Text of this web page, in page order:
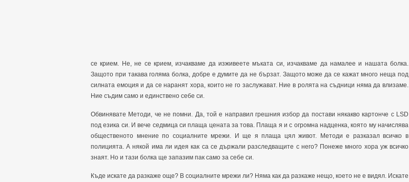
се крием. Не, не се крием, изчакваме да изживеете мъката си, изчакваме да намалее и нашата болка.
Защото при такава голяма болка, добре е думите да не бързат. Защото може да се кажат много неща под
силната емоция и да се наранят хора, които не го заслужават. Ние в ролята на съдници няма да влизаме.
Ние съдим само и единствено себе си.
Обвинявате Методи, че не помни. Да, той е направил грешния избор да постави някакво картонче с LSD
под езика си. И вече седмица си плаща цената за това. Плаща я и с огромна надценка, която му начислява
общественото мнение по социалните мрежи. И ще я плаща цял живот. Методи е разказал всичко в
полицията. А някой има ли идея как са се държали разследващите с него? Понеже много хора уж всичко
знаят. Но и тази болка ще запазим пак само за себе си.
Къде искате да разкаже още? В социалните мрежи ли? Няма как да разкаже нещо, което не е видял. Искате